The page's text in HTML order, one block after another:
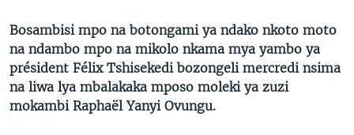
Bosambisi mpo na botongami ya ndako nkoto moto
na ndambo mpo na mikolo nkama mya yambo ya
président Félix Tshisekedi bozongeli mercredi nsima
na liwa lya mbalakaka mposo moleki ya zuzi
mokambi Raphaël Yanyi Ovungu.